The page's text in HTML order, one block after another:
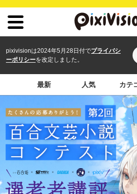
pixivisionは2024年5月28日付でプライバシ
ーポリシーを改定しました。
最新 人気 カテ